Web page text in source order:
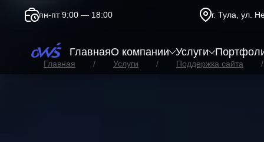
пн-пт 9:00 — 18:00 г. Тула, ул.
ГлавнаяО компании Услуги
Главная Услуги Поддержка сайта